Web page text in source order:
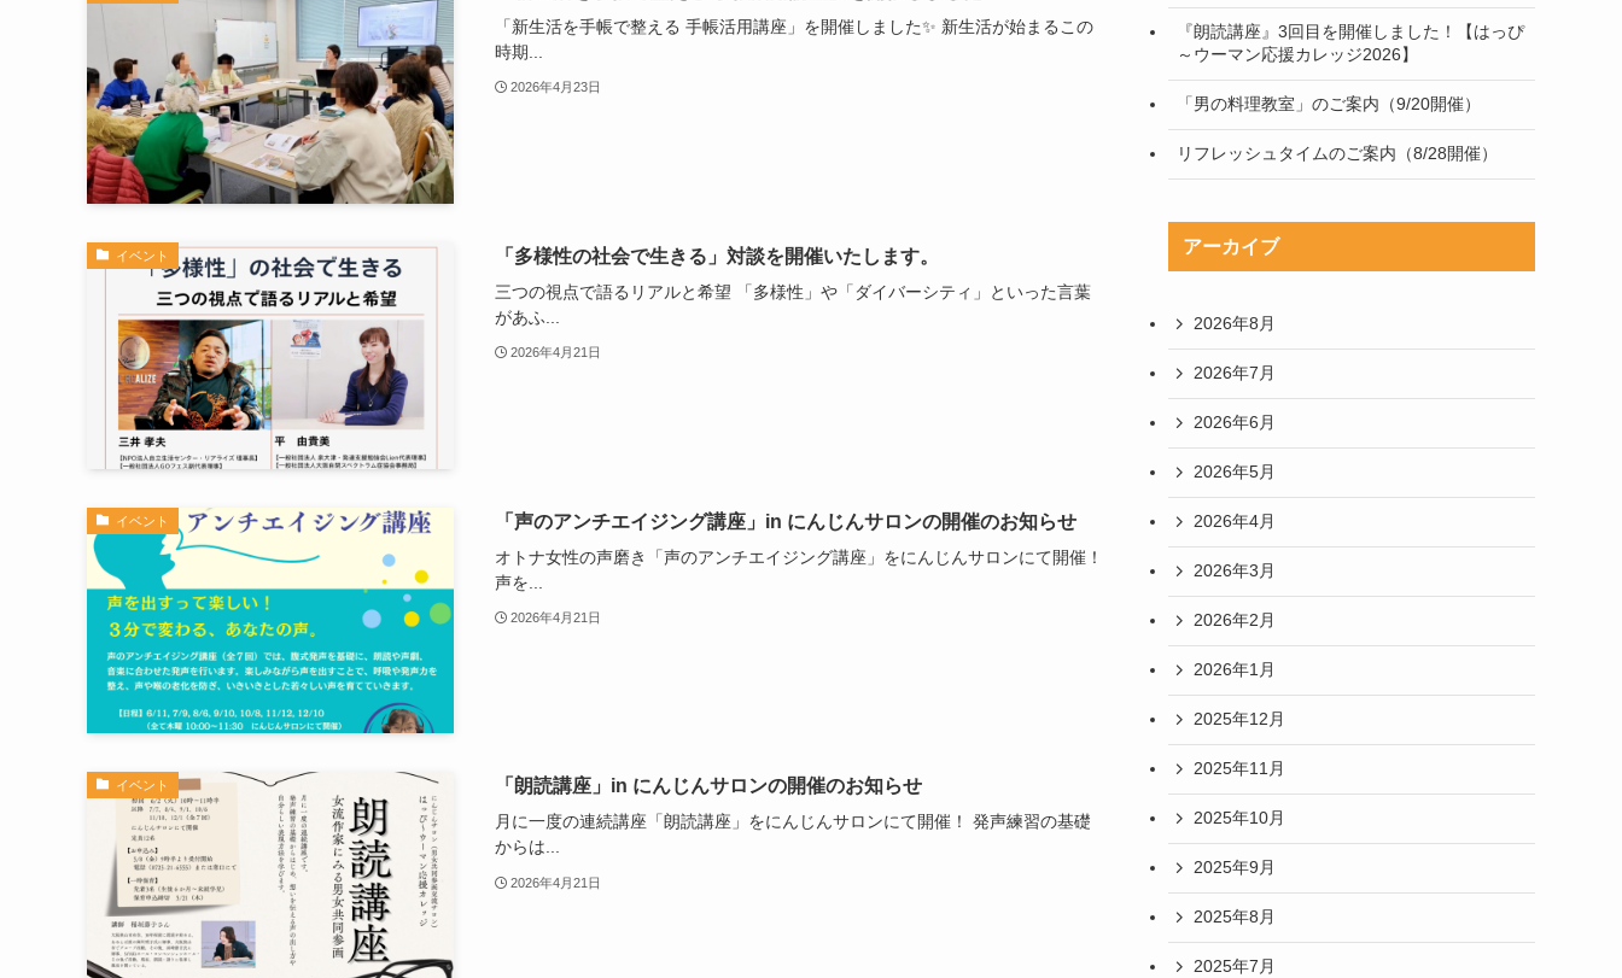
「新生活を手帳で整える 手帳活用講座」を開催しました✨ 新生活が始まるこの
時期...
2026年4月23日
イベント 「多様性の社会で生きる」対談を開催いたします。
三つの視点で語るリアルと希望 「多様性」や「ダイバーシティ」といった言葉
があふ...
2026年4月21日
イベント 「声のアンチエイジング講座」in にんじんサロンの開催のお知らせ
オトナ女性の声磨き「声のアンチエイジング講座」をにんじんサロンにて開催！
声を...
2026年4月21日
イベント 「朗読講座」in にんじんサロンの開催のお知らせ
月に一度の連続講座「朗読講座」をにんじんサロンにて開催！ 発声練習の基礎
からは...
2026年4月21日
『朗読講座』3回目を開催しました！【はっぴ
～ウーマン応援カレッジ2026】
「男の料理教室」のご案内（9/20開催）
リフレッシュタイムのご案内（8/28開催）
アーカイブ
2026年8月
2026年7月
2026年6月
2026年5月
2026年4月
2026年3月
2026年2月
2026年1月
2025年12月
2025年11月
2025年10月
2025年9月
2025年8月
2025年7月